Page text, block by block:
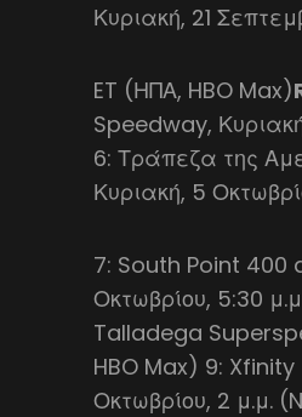
Κυριακή, 21
ET (ΗΠΑ, HBO Max)
Speedway,
6: Τράπεζα της
Κυριακή, 5
7: South Point 400
Οκτωβρίου, 5:30
Talladega
HBO Max) 9:
Οκτωβρίου, 2 μ.μ.